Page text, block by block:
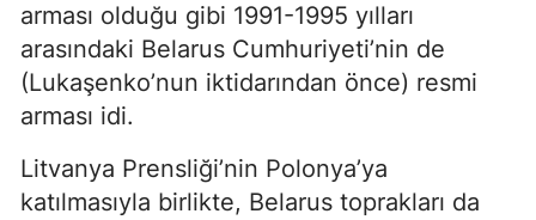
arması olduğu gibi 1991-1995 yılları
arasındaki Belarus Cumhuriyeti’nin de
(Lukaşenko’nun iktidarından önce) resmi
arması idi.
Litvanya Prensliği’nin Polonya’ya
katılmasıyla birlikte, Belarus toprakları da